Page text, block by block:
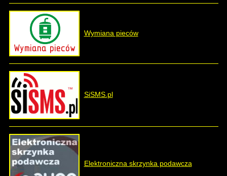
Wymiana pieców
SiSMS.pl
Elektroniczna skrzynka podawcza